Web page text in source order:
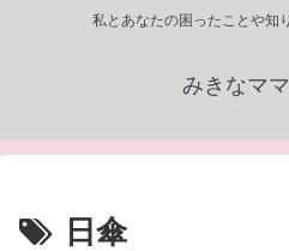
私とあなたの困ったことや知
みきなマ
日傘